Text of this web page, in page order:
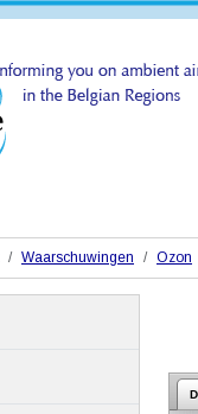
Waarschuwingen Ozon